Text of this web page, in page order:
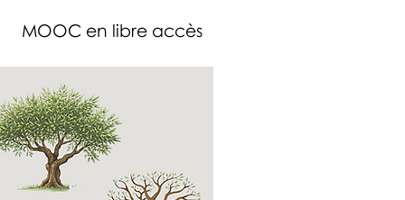
MOOC en libre accès